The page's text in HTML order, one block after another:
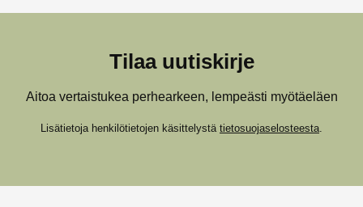
Tilaa uutiskirje
Aitoa vertaistukea perhearkeen, lempeästi myötäeläen
Lisätietoja henkilötietojen käsittelystä tietosuojaselosteesta